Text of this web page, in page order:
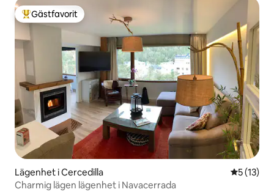
Populär gästfavorit
Gästfavorit
Lägenhet i Cercedilla 5 av 5 i
5 (13)
Charmig lägen lägenhet i Navacerrada